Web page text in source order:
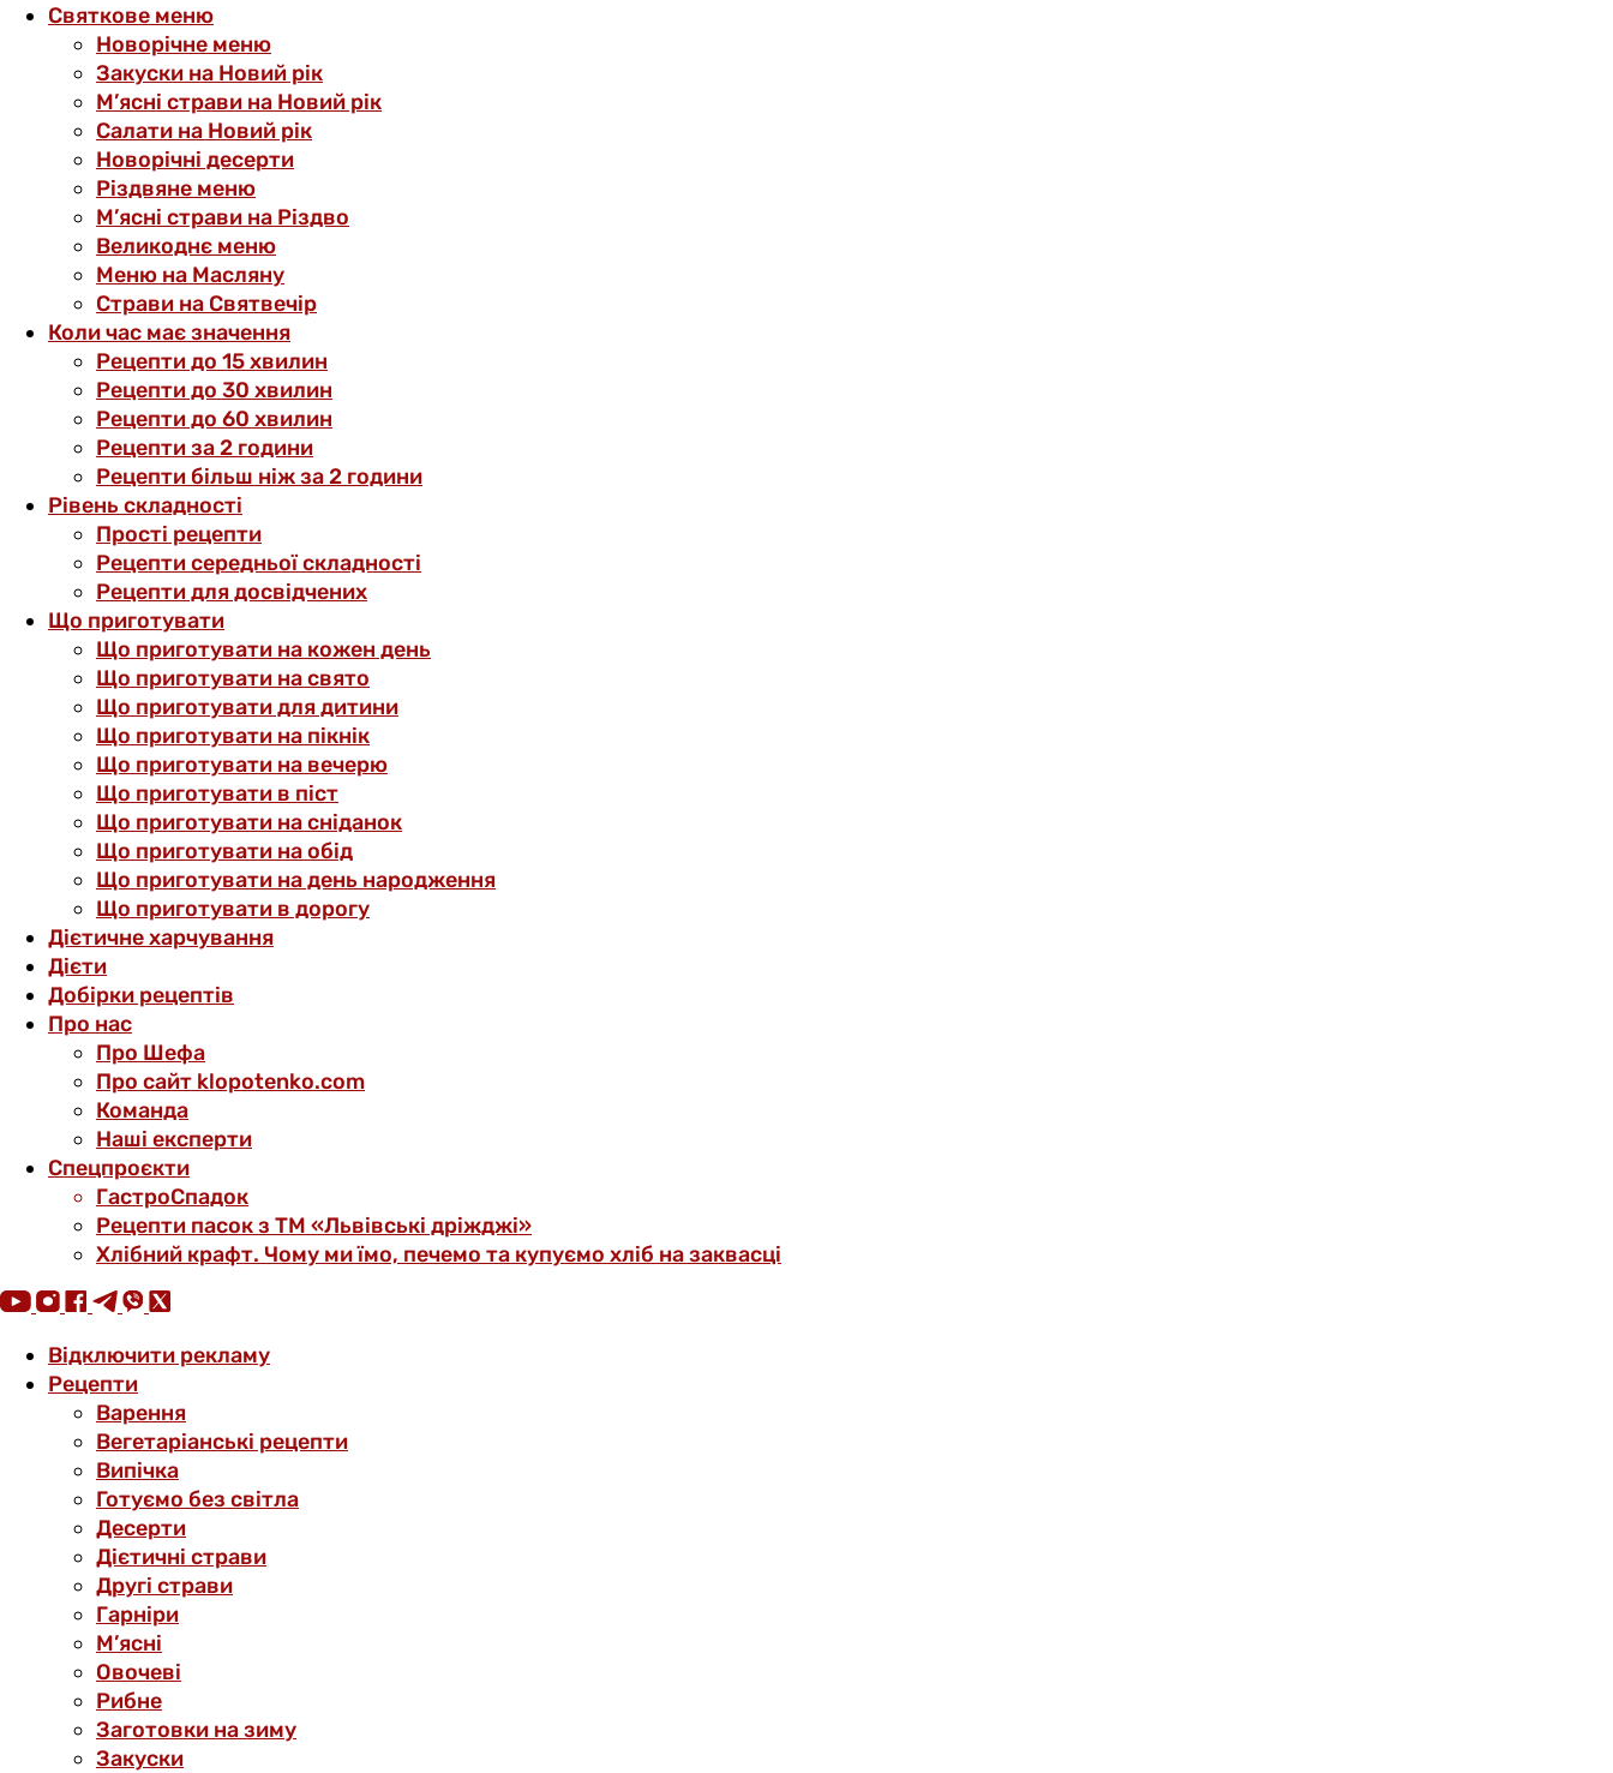
Святкове меню
Новорічне меню
Закуски на Новий рік
М’ясні страви на Новий рік
Салати на Новий рік
Новорічні десерти
Різдвяне меню
М’ясні страви на Різдво
Великоднє меню
Меню на Масляну
Страви на Святвечір
Коли час має значення
Рецепти до 15 хвилин
Рецепти до 30 хвилин
Рецепти до 60 хвилин
Рецепти за 2 години
Рецепти більш ніж за 2 години
Рівень складності
Прості рецепти
Рецепти середньої складності
Рецепти для досвідчених
Що приготувати
Що приготувати на кожен день
Що приготувати на свято
Що приготувати для дитини
Що приготувати на пікнік
Що приготувати на вечерю
Що приготувати в піст
Що приготувати на сніданок
Що приготувати на обід
Що приготувати на день народження
Що приготувати в дорогу
Дієтичне харчування
Дієти
Добірки рецептів
Про нас
Про Шефа
Про сайт klopotenko.com
Команда
Наші експерти
Спецпроєкти
ГастроСпадок
Рецепти пасок з ТМ «Львівські дріжджі»
Хлібний крафт. Чому ми їмо, печемо та купуємо хліб на заквасці
Відключити рекламу
Рецепти
Варення
Вегетаріанські рецепти
Випічка
Готуємо без світла
Десерти
Дієтичні страви
Другі страви
Гарніри
М’ясні
Овочеві
Рибне
Заготовки на зиму
Закуски